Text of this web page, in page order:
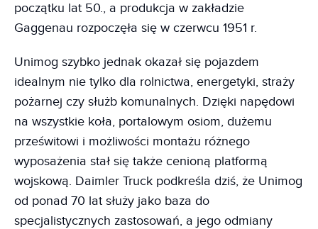
początku lat 50., a produkcja w zakładzie
Gaggenau rozpoczęła się w czerwcu 1951 r.
Unimog szybko jednak okazał się pojazdem
idealnym nie tylko dla rolnictwa, energetyki, straży
pożarnej czy służb komunalnych. Dzięki napędowi
na wszystkie koła, portalowym osiom, dużemu
prześwitowi i możliwości montażu różnego
wyposażenia stał się także cenioną platformą
wojskową. Daimler Truck podkreśla dziś, że Unimog
od ponad 70 lat służy jako baza do
specjalistycznych zastosowań, a jego odmiany